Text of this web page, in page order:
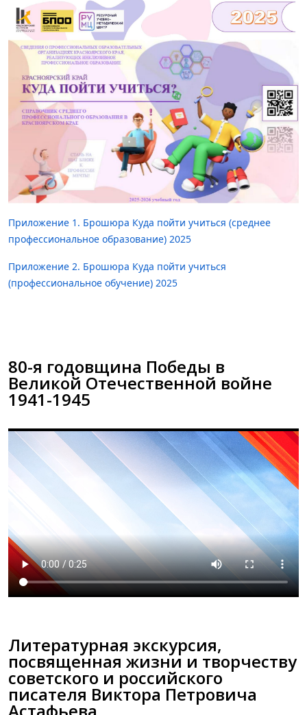
Приложение 1. Брошюра Куда пойти учиться (среднее
профессиональное образование) 2025
Приложение 2. Брошюра Куда пойти учиться
(профессиональное обучение) 2025
80-я годовщина Победы в
Великой Отечественной войне
1941-1945
Литературная экскурсия,
посвященная жизни и творчеству
советского и российского
писателя Виктора Петровича